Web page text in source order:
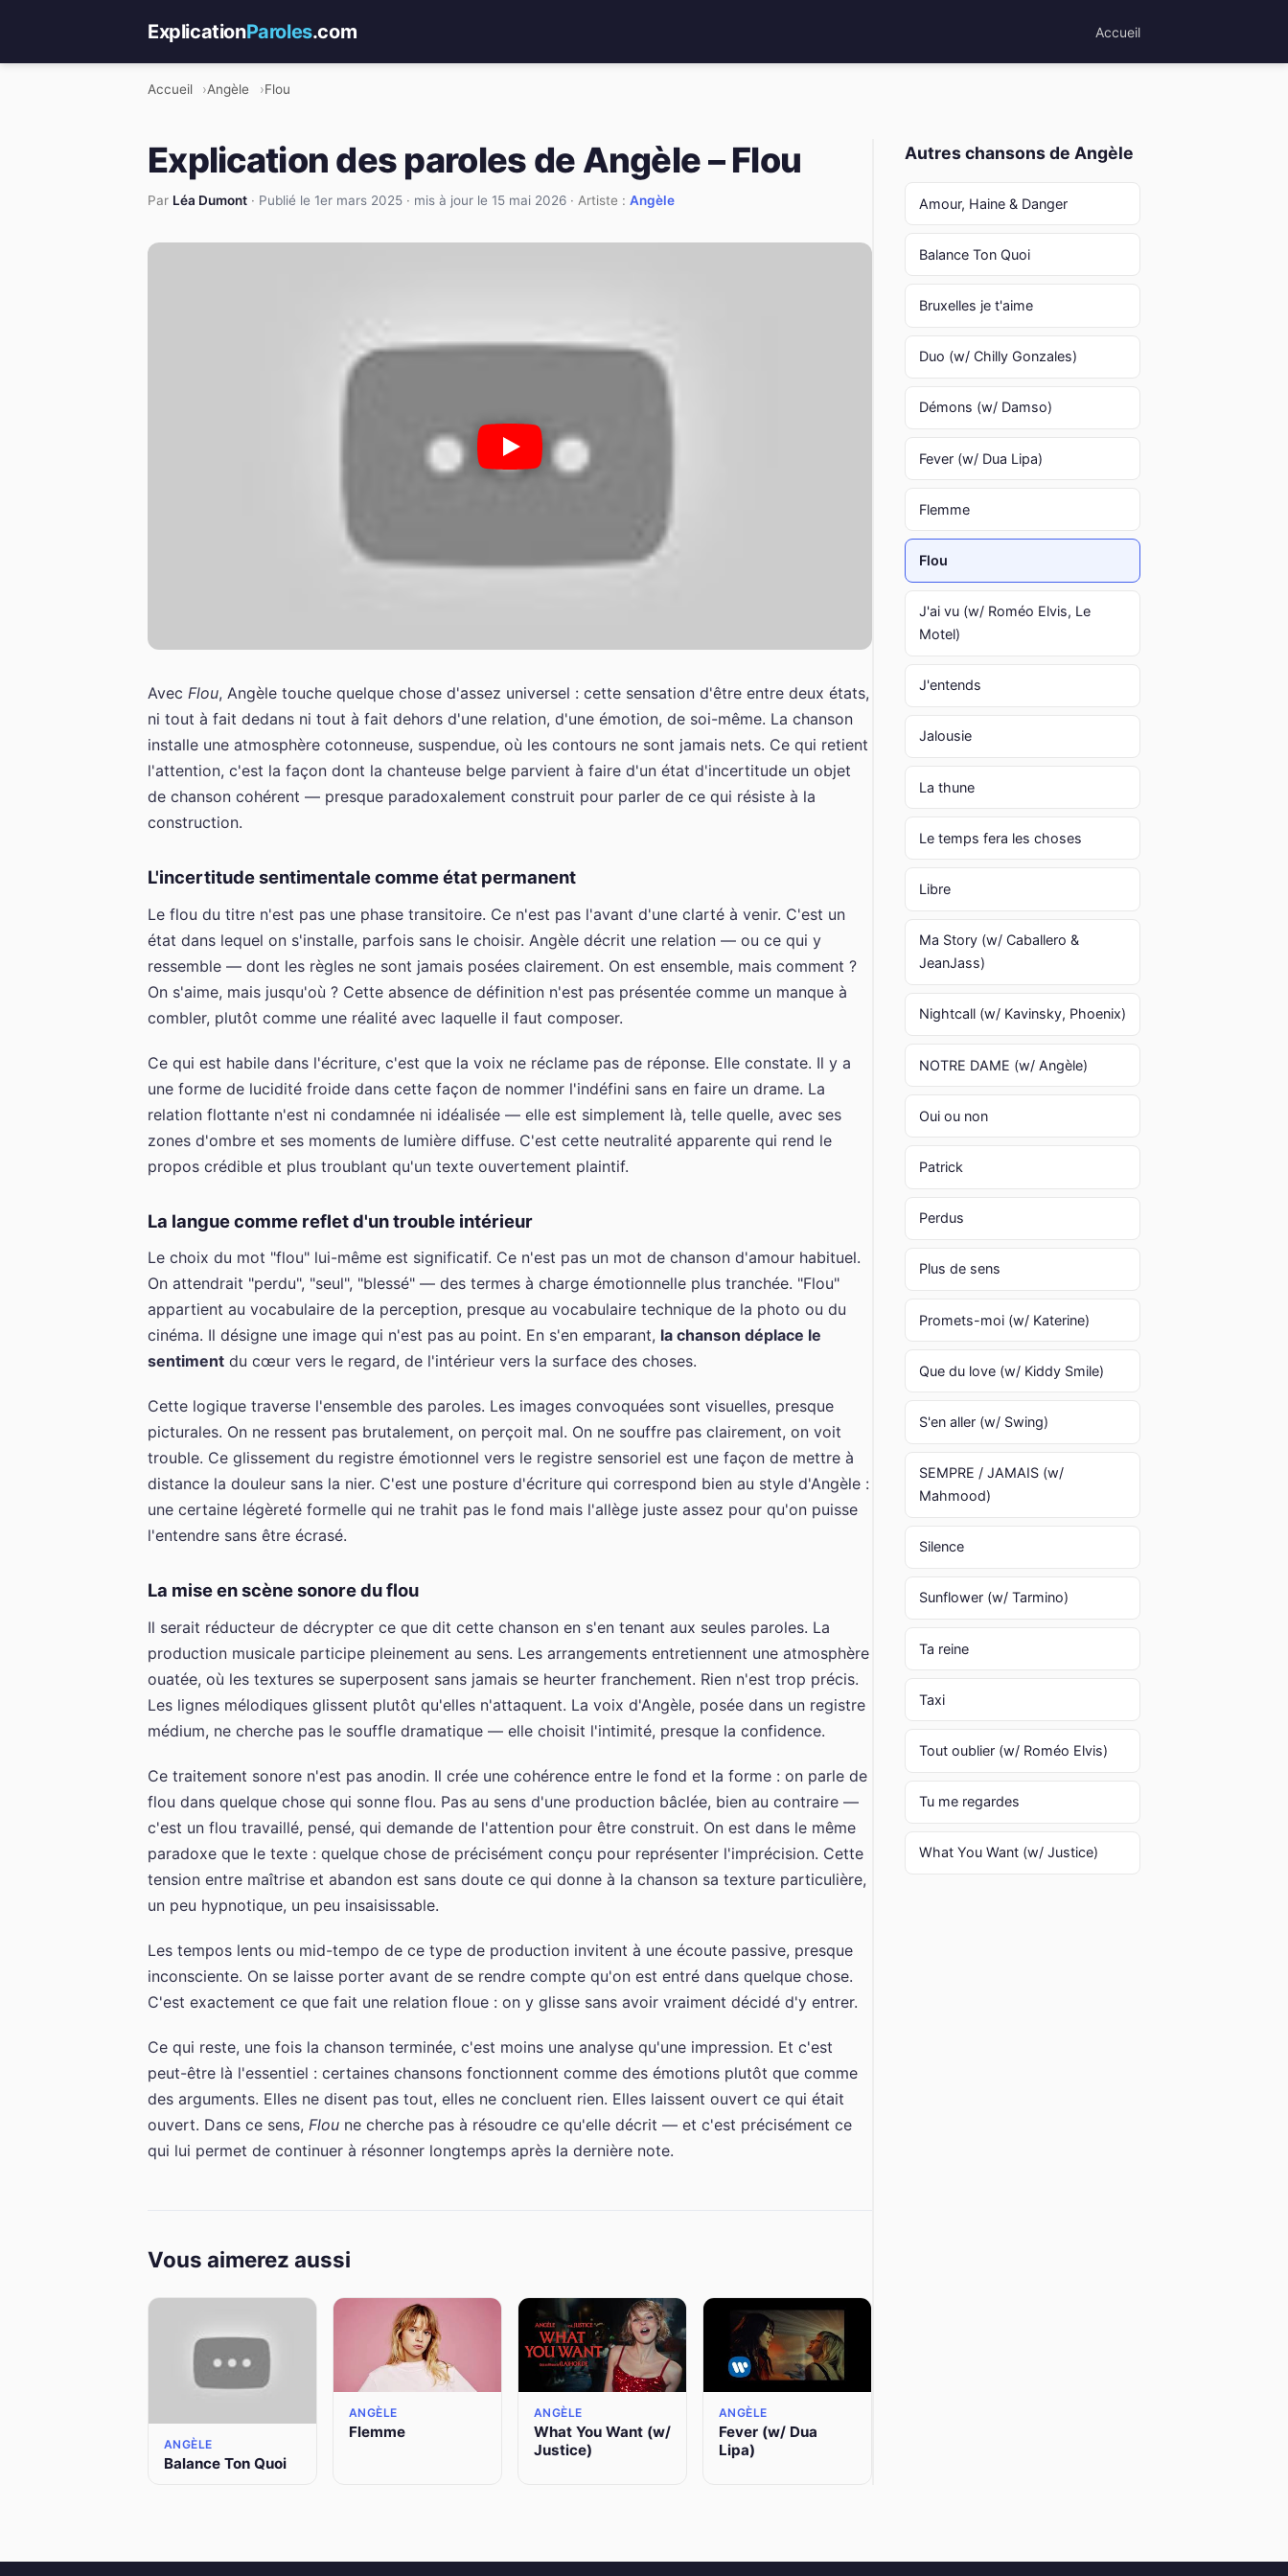
ExplicationParoles.com Accueil
Accueil Angèle Flou
Explication des paroles de Angèle – Flou
Par Léa Dumont · Publié le 1er mars 2025 · mis à jour le 15 mai 2026 · Artiste : Angèle
Avec Flou, Angèle touche quelque chose d'assez universel : cette sensation d'être entre deux états,
ni tout à fait dedans ni tout à fait dehors d'une relation, d'une émotion, de soi-même. La chanson
installe une atmosphère cotonneuse, suspendue, où les contours ne sont jamais nets. Ce qui retient
l'attention, c'est la façon dont la chanteuse belge parvient à faire d'un état d'incertitude un objet
de chanson cohérent — presque paradoxalement construit pour parler de ce qui résiste à la
construction.
L'incertitude sentimentale comme état permanent
Le flou du titre n'est pas une phase transitoire. Ce n'est pas l'avant d'une clarté à venir. C'est un
état dans lequel on s'installe, parfois sans le choisir. Angèle décrit une relation — ou ce qui y
ressemble — dont les règles ne sont jamais posées clairement. On est ensemble, mais comment ?
On s'aime, mais jusqu'où ? Cette absence de définition n'est pas présentée comme un manque à
combler, plutôt comme une réalité avec laquelle il faut composer.
Ce qui est habile dans l'écriture, c'est que la voix ne réclame pas de réponse. Elle constate. Il y a
une forme de lucidité froide dans cette façon de nommer l'indéfini sans en faire un drame. La
relation flottante n'est ni condamnée ni idéalisée — elle est simplement là, telle quelle, avec ses
zones d'ombre et ses moments de lumière diffuse. C'est cette neutralité apparente qui rend le
propos crédible et plus troublant qu'un texte ouvertement plaintif.
La langue comme reflet d'un trouble intérieur
Le choix du mot "flou" lui-même est significatif. Ce n'est pas un mot de chanson d'amour habituel.
On attendrait "perdu", "seul", "blessé" — des termes à charge émotionnelle plus tranchée. "Flou"
appartient au vocabulaire de la perception, presque au vocabulaire technique de la photo ou du
cinéma. Il désigne une image qui n'est pas au point. En s'en emparant, la chanson déplace le
sentiment du cœur vers le regard, de l'intérieur vers la surface des choses.
Cette logique traverse l'ensemble des paroles. Les images convoquées sont visuelles, presque
picturales. On ne ressent pas brutalement, on perçoit mal. On ne souffre pas clairement, on voit
trouble. Ce glissement du registre émotionnel vers le registre sensoriel est une façon de mettre à
distance la douleur sans la nier. C'est une posture d'écriture qui correspond bien au style d'Angèle :
une certaine légèreté formelle qui ne trahit pas le fond mais l'allège juste assez pour qu'on puisse
l'entendre sans être écrasé.
La mise en scène sonore du flou
Il serait réducteur de décrypter ce que dit cette chanson en s'en tenant aux seules paroles. La
production musicale participe pleinement au sens. Les arrangements entretiennent une atmosphère
ouatée, où les textures se superposent sans jamais se heurter franchement. Rien n'est trop précis.
Les lignes mélodiques glissent plutôt qu'elles n'attaquent. La voix d'Angèle, posée dans un registre
médium, ne cherche pas le souffle dramatique — elle choisit l'intimité, presque la confidence.
Ce traitement sonore n'est pas anodin. Il crée une cohérence entre le fond et la forme : on parle de
flou dans quelque chose qui sonne flou. Pas au sens d'une production bâclée, bien au contraire —
c'est un flou travaillé, pensé, qui demande de l'attention pour être construit. On est dans le même
paradoxe que le texte : quelque chose de précisément conçu pour représenter l'imprécision. Cette
tension entre maîtrise et abandon est sans doute ce qui donne à la chanson sa texture particulière,
un peu hypnotique, un peu insaisissable.
Les tempos lents ou mid-tempo de ce type de production invitent à une écoute passive, presque
inconsciente. On se laisse porter avant de se rendre compte qu'on est entré dans quelque chose.
C'est exactement ce que fait une relation floue : on y glisse sans avoir vraiment décidé d'y entrer.
Ce qui reste, une fois la chanson terminée, c'est moins une analyse qu'une impression. Et c'est
peut-être là l'essentiel : certaines chansons fonctionnent comme des émotions plutôt que comme
des arguments. Elles ne disent pas tout, elles ne concluent rien. Elles laissent ouvert ce qui était
ouvert. Dans ce sens, Flou ne cherche pas à résoudre ce qu'elle décrit — et c'est précisément ce
qui lui permet de continuer à résonner longtemps après la dernière note.
Vous aimerez aussi
ANGÈLE
Balance Ton Quoi
ANGÈLE
Flemme
ANGÈLE
What You Want (w/
Justice)
ANGÈLE
Fever (w/ Dua
Lipa)
Autres chansons de Angèle
Amour, Haine & Danger
Balance Ton Quoi
Bruxelles je t'aime
Duo (w/ Chilly Gonzales)
Démons (w/ Damso)
Fever (w/ Dua Lipa)
Flemme
Flou
J'ai vu (w/ Roméo Elvis, Le
Motel)
J'entends
Jalousie
La thune
Le temps fera les choses
Libre
Ma Story (w/ Caballero &
JeanJass)
Nightcall (w/ Kavinsky, Phoenix)
NOTRE DAME (w/ Angèle)
Oui ou non
Patrick
Perdus
Plus de sens
Promets-moi (w/ Katerine)
Que du love (w/ Kiddy Smile)
S'en aller (w/ Swing)
SEMPRE / JAMAIS (w/
Mahmood)
Silence
Sunflower (w/ Tarmino)
Ta reine
Taxi
Tout oublier (w/ Roméo Elvis)
Tu me regardes
What You Want (w/ Justice)